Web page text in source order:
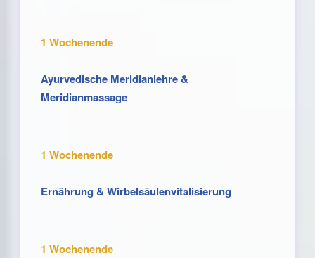
1 Wochenende
Ayurvedische Meridianlehre &
Meridianmassage
1 Wochenende
Ernährung & Wirbelsäulenvitalisierung
1 Wochenende